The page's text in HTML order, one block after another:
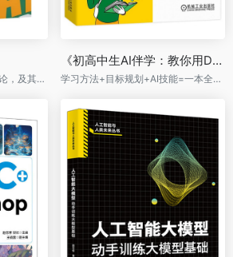
系统阐述设计构成的基本理论，及其与AIGC技术的结合
《初高中生AI伴学：教你用DeepSeek高效学习》
学习方法+目标规划+AI技能=一本全掌握